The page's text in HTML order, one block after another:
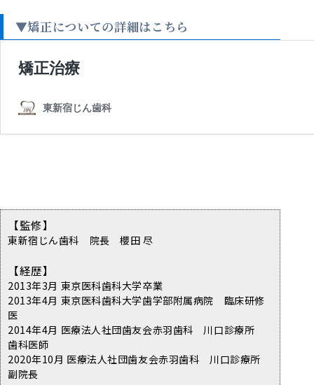
▼矯正についての詳細はこちら
【監修】
東新宿じん歯科 院長 櫻田 尽
【経歴】
2013年3月 東京医科歯科大学卒業
2013年4月 東京医科歯科大学歯学部附属病院 臨床研修
医
2014年4月 医療法人社団歯友会赤羽歯科 川口診療所
歯科医師
2020年10月 医療法人社団歯友会赤羽歯科 川口診療所
副院長